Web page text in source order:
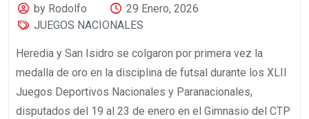
by Rodolfo
29 Enero, 2026
JUEGOS NACIONALES
Heredia y San Isidro se colgaron por primera vez la
medalla de oro en la disciplina de futsal durante los XLII
Juegos Deportivos Nacionales y Paranacionales,
disputados del 19 al 23 de enero en el Gimnasio del CTP